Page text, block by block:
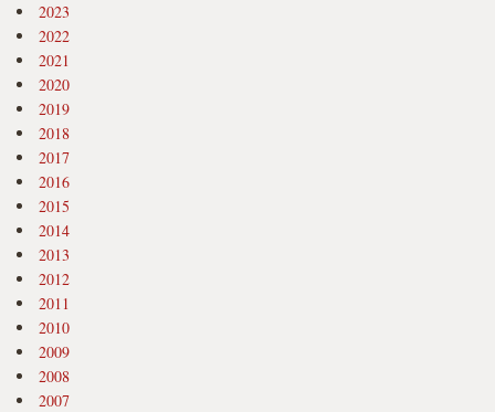
2023
2022
2021
2020
2019
2018
2017
2016
2015
2014
2013
2012
2011
2010
2009
2008
2007